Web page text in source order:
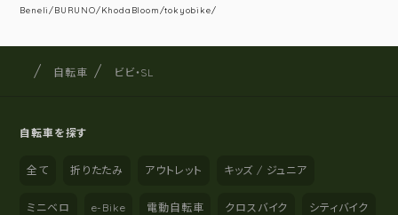
Beneli/BURUNO/KhodaBloom/tokyobike/
サイト内の現在地
サイクルショップナカゴヤ
自転車 ビビ・SL
自転車を探す
全て 折りたたみ アウトレット キッズ / ジュニア
ミニベロ e-Bike 電動自転車 クロスバイク シティバイク